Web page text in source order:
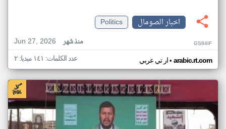
اخبار الصومال
Politics
Jun 27, 2026
منذ شهر GS84IF
ار تي عربي• arabic.rt.com عدد الكلمات: ١٤١ ميديا: ٢